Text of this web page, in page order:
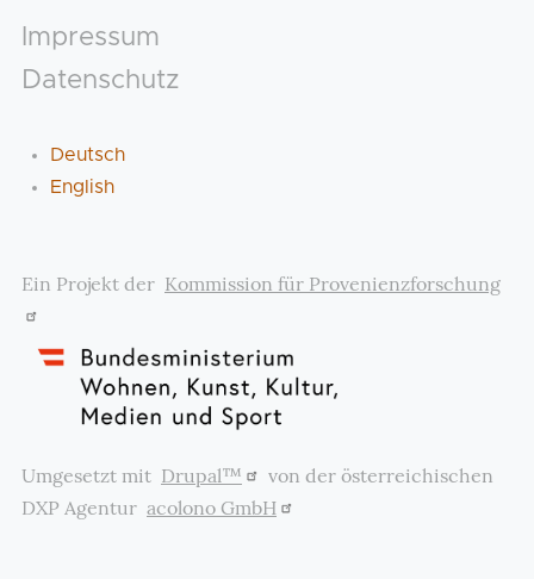
Footer
Impressum
Datenschutz
Deutsch
English
Ein Projekt der Kommission für Provenienzforschung
Umgesetzt mit Drupal™
von der österreichischen
DXP Agentur acolono GmbH